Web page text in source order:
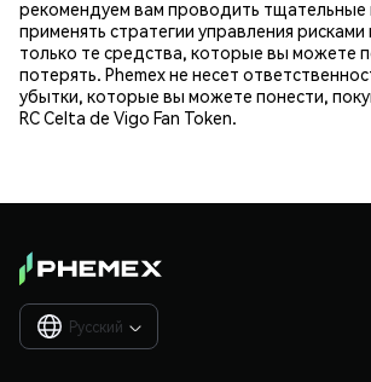
рекомендуем вам проводить тщательные
применять стратегии управления
только те средства, которые вы можете
потерять. Phemex не несет
убытки, которые вы можете понести,
RC Celta de Vigo Fan Token.
Русский 